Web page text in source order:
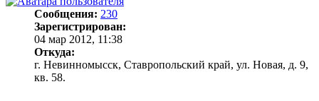
Сообщения: 230
Зарегистрирован:
04 мар 2012, 11:38
Откуда:
г. Невинномысск, Ставропольский край, ул. Новая, д. 9,
кв. 58.